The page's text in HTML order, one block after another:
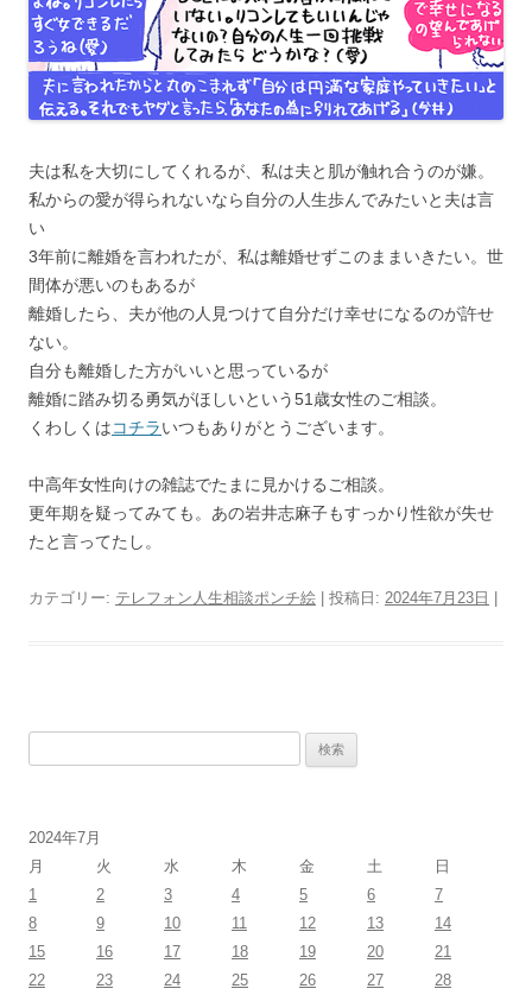
夫は私を大切にしてくれるが、私は夫と肌が触れ合うのが嫌。
私からの愛が得られないなら自分の人生歩んでみたいと夫は言
い
3年前に離婚を言われたが、私は離婚せずこのままいきたい。世
間体が悪いのもあるが
離婚したら、夫が他の人見つけて自分だけ幸せになるのが許せ
ない。
自分も離婚した方がいいと思っているが
離婚に踏み切る勇気がほしいという51歳女性のご相談。
くわしくはコチラいつもありがとうございます。
中高年女性向けの雑誌でたまに見かけるご相談。
更年期を疑ってみても。あの岩井志麻子もすっかり性欲が失せ
たと言ってたし。
カテゴリー: テレフォン人生相談ポンチ絵 | 投稿日: 2024年7月23日
2024年7月
月
火 水 木 金 土
日
1
2 3 4 5 6
7
8
9 10 11 12 13
14
15
16 17 18 19 20
21
22
23 24 25 26 27
28